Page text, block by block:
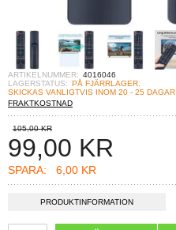
ARTIKELNUMMER: 4016046
LAGERSTATUS: PÅ FJÄRRLAGER.
SKICKAS VANLIGTVIS INOM 20 - 25 DAGAR
FRAKTKOSTNAD
105,00 KR
99,00 KR
SPARA: 6,00 KR
PRODUKTINFORMATION